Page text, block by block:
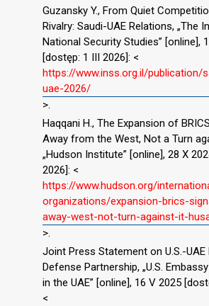
Guzansky Y., From Quiet
Rivalry: Saudi-UAE Relations, „The
National Security Studies” [online],
[dostęp: 1 III 2026]: <
https://www.inss.org.il/publication/
uae-2026/
>.
Haqqani H., The Expansion of
Away from the West, Not a Turn
„Hudson Institute” [online], 28 X
2026]: <
https://www.hudson.org/
organizations/expansion-brics-
away-west-not-turn-against-it-
>.
Joint Press Statement on U.S.-UAE
Defense Partnership, „U.S.
in the UAE” [online], 16 V 2025
<